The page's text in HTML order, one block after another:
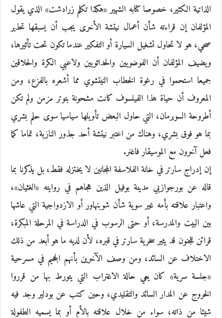
الذاتية الكثير، خصوصا كتابه الشهير «هكذا تكلم زرادشت» الذي يقول
المؤلفان إن قراءته شأن أعمال نيتشة الأخرى يجب أن يسبقها تحذير
صحي، هو لا تحاول تشغيل السيارة أو التفكير عندما تكون تحت تأثيرها،
ويضيف المؤلفان أن الفوضويين والحداثويين ولاعبي الكرة والحلاقين
جميعا استحموا في رغوة الخطاب النيتشوي مما أشعره بالفزع، ومن
المعروف أن حياة هذا الفيلسوف كانت مشحونة بتوتر مزمن ولم تكن
أطروحة السوبرمان، التي حاول البعض تأويلها سياسيا سوى حلم بشري
بما هو فوق بشري، وهناك من اعتبر نيتشة أحد جذور النازية، تماما كما
فعل آخرون مع الموسيقار فاغنر.
إن إدراج سارتر في خانة الفلاسفة المجانين لا يختزله فقط، بل يذكرنا بما
قاله عن بورجوازيي مدينة بوفيل الذين هجاهم في روايته «الغثيان»،
واعتبار علاقته بأمه غير سوية شأن شوبنهاور أو الازدواجية التي عاشها
بين البيت والمدرسة، أو حتى الرسوب في الدراسة في المرحلة المبكرة،
قرائن للجنون قد يثير سخرية سارتر في قبره، لأن لديه ما هو أبعد من ذلك
الاختلاف عن السائد، ومن وصف الآخرين بأنهم الجحيم في مسرحية
«جلسة سرية» كان يعي حالة الاغتراب التي يتورط بها من قرروا
الخروج عن المدار السائد والتقليدي، وحين كتب عن بودلير وجد فيه
شيئا من ذاته، سواء من خلال علاقته بالأم أو بما يسميه الطفولة